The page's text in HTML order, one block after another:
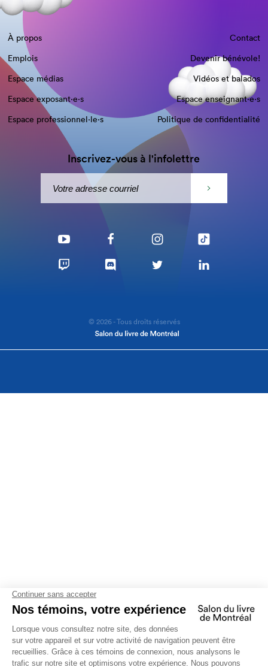
À propos
Contact
Emplois
Devenir bénévole!
Espace médias
Vidéos et balados
Espace exposant·e⋅s
Espace enseignant·e⋅s
Espace professionnel·le⋅s
Politique de confidentialité
Inscrivez-vous à l'infolettre
© 2026 - Tous droits réservés